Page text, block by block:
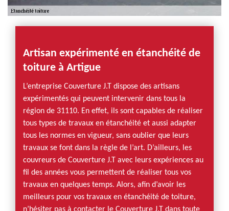
Artisan expérimenté en étanchéité de
toiture à Artigue
L’entreprise Couverture J.T dispose des artisans
expérimentés qui peuvent intervenir dans tous la
région de 31110. En effet, ils sont capables de réaliser
tous types de travaux en étanchéité et aussi adapter
tous les normes en vigueur, sans oublier que leurs
travaux se font dans la règle de l’art. D’ailleurs, les
couvreurs de Couverture J.T avec leurs expériences au
fil des années vous permettent de réaliser tous vos
travaux en quelques temps. Alors, afin d’avoir les
meilleurs pour vos travaux en étanchéité de toiture,